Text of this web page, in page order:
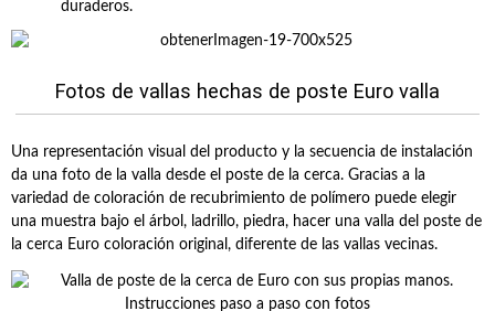
duraderos.
Fotos de vallas hechas de poste Euro valla
Una representación visual del producto y la secuencia de instalación
da una foto de la valla desde el poste de la cerca. Gracias a la
variedad de coloración de recubrimiento de polímero puede elegir
una muestra bajo el árbol, ladrillo, piedra, hacer una valla del poste de
la cerca Euro coloración original, diferente de las vallas vecinas.